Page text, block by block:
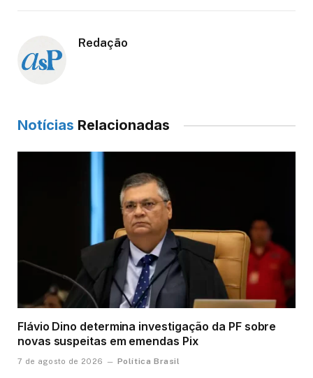
Redação
Notícias Relacionadas
Flávio Dino determina investigação da PF sobre
novas suspeitas em emendas Pix
7 de agosto de 2026 Política Brasil